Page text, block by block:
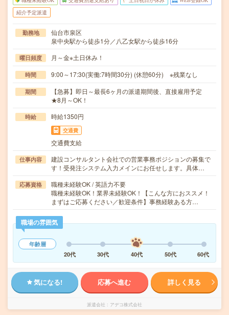
紹介予定派遣
勤務地
仙台市泉区
泉中央駅から徒歩1分／八乙女駅から徒歩16分
曜日頻度 月～金※土日休み！
時間 9:00～17:30(実働:7時間30分) (休憩60分) ※残業なし
期間
【急募】即日～最長6ヶ月の派遣期間後、直接雇用予定
★8月～OK！
時給 時給1350円
交通費
交通費支給
仕事内容
建設コンサルタント会社での営業事務ポジションの募集で
す！受発注システム入力メインにお任せします。具体…
応募資格
職種未経験OK / 英語力不要
職種未経験OK！業界未経験OK！【こんな方におススメ！
まずはご応募ください／歓迎条件】事務経験ある方…
職場の雰囲気
年齢層
20代
30代 40代 50代 60代
気になる! 応募へ進む 詳しく見る
派遣会社 アデコ株式会社